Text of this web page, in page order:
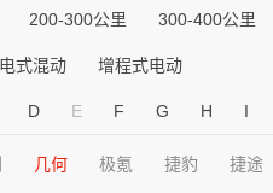
200-300公里 300-400公里
式混动 增程式电动
D E F G H I
几何 极氪 捷豹 捷途